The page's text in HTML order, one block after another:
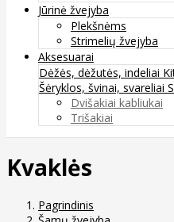
Jūrinė žvejyba
Plekšnėms
Strimelių žvejyba
Aksesuarai
Dėžės, dėžutės, indeliai
Šėryklos, švinai, svareliai
Dvišakiai kabliukai
Trišakiai
Kvaklės
Pagrindinis